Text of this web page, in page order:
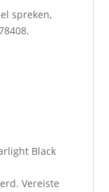
spreken,
Black
Vereiste